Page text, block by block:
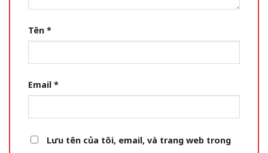
Tên *
Email *
Lưu tên của tôi, email, và trang web trong